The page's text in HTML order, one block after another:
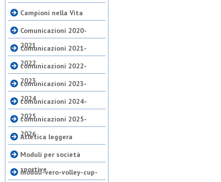
Campioni nella Vita
Comunicazioni 2020-
2021
Comunicazioni 2021-
2022
comunicazioni 2022-
2023
comunicazioni 2023-
2024
comunicazioni 2024-
2025
comunicazioni 2025-
2026
Atletica leggera
Moduli per società
sportive
moduli-vero-volley-cup-